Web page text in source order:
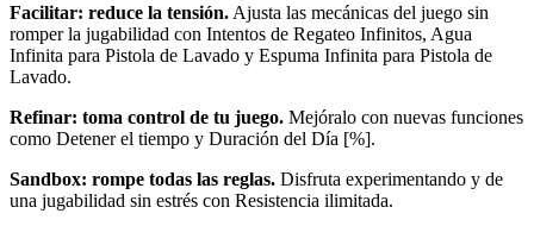
Facilitar: reduce la tensión. Ajusta las mecánicas del juego sin
romper la jugabilidad con Intentos de Regateo Infinitos, Agua
Infinita para Pistola de Lavado y Espuma Infinita para Pistola de
Lavado.
Refinar: toma control de tu juego. Mejóralo con nuevas funciones
como Detener el tiempo y Duración del Día [%].
Sandbox: rompe todas las reglas. Disfruta experimentando y de
una jugabilidad sin estrés con Resistencia ilimitada.